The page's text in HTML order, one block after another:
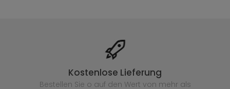
Kostenlose Lieferung
Bestellen Sie o auf den Wert von mehr als